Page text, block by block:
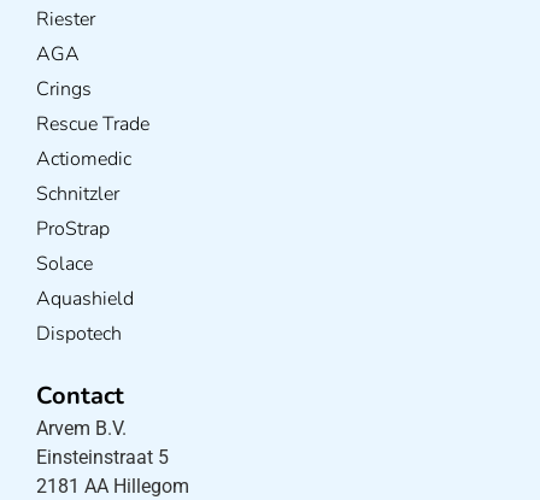
Riester
AGA
Crings
Rescue Trade
Actiomedic
Schnitzler
ProStrap
Solace
Aquashield
Dispotech
Contact
Arvem B.V.
Einsteinstraat 5
2181 AA Hillegom